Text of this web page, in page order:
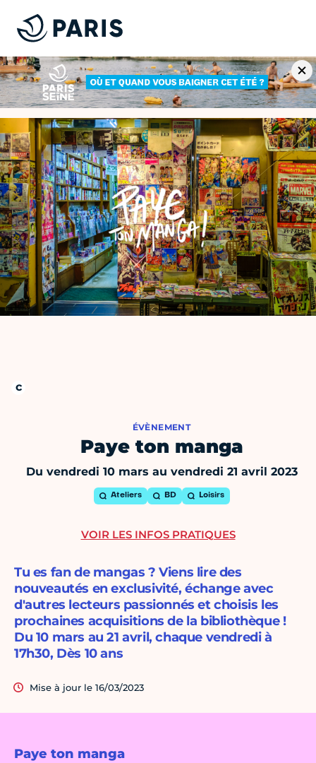
ÉVÈNEMENT
Paye ton manga
Du vendredi 10 mars au vendredi 21 avril 2023
Ateliers BD Loisirs
Paye ton manga
Tu es fan de mangas ? Viens lire des
nouveautés en exclusivité, échange avec
d'autres lecteurs passionnés et choisis les
prochaines acquisitions de la bibliothèque !
Du 10 mars au 21 avril, chaque vendredi à
17h30, Dès 10 ans
Mise à jour le 16/03/2023
VOIR LES INFOS PRATIQUES